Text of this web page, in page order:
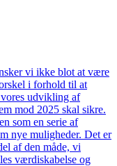
vi ikke blot at være
i forhold til at
udvikling af
mod 2025 skal sikre.
som en serie af
nye muligheder. Det er
af den måde, vi
værdiskabelse og